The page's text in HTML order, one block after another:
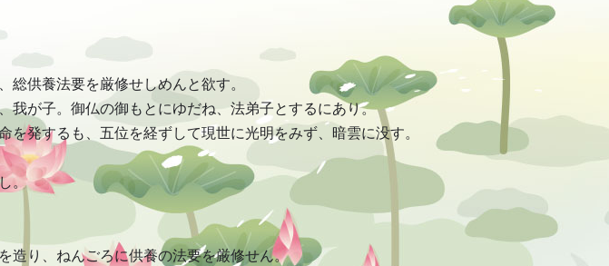
供養法要を厳修せしめんと欲す。
我が子。御仏の御もとにゆだね、法弟子とするにあり。
発するも、五位を経ずして現世に光明をみず、暗雲に没す。
。
り、ねんごろに供養の法要を厳修せん。